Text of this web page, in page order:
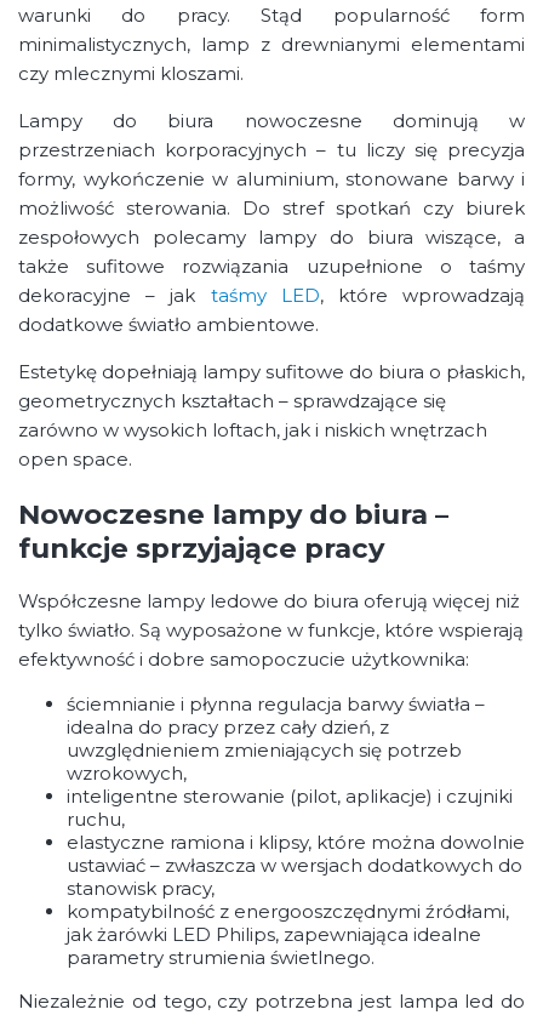
warunki do pracy. Stąd popularność form
minimalistycznych, lamp z drewnianymi elementami
czy mlecznymi kloszami.
Lampy do biura nowoczesne dominują w
przestrzeniach korporacyjnych – tu liczy się precyzja
formy, wykończenie w aluminium, stonowane barwy i
możliwość sterowania. Do stref spotkań czy biurek
zespołowych polecamy lampy do biura wiszące, a
także sufitowe rozwiązania uzupełnione o taśmy
dekoracyjne – jak taśmy LED, które wprowadzają
dodatkowe światło ambientowe.
Estetykę dopełniają lampy sufitowe do biura o płaskich,
geometrycznych kształtach – sprawdzające się
zarówno w wysokich loftach, jak i niskich wnętrzach
open space.
Nowoczesne lampy do biura –
funkcje sprzyjające pracy
Współczesne lampy ledowe do biura oferują więcej niż
tylko światło. Są wyposażone w funkcje, które wspierają
efektywność i dobre samopoczucie użytkownika:
ściemnianie i płynna regulacja barwy światła –
idealna do pracy przez cały dzień, z
uwzględnieniem zmieniających się potrzeb
wzrokowych,
inteligentne sterowanie (pilot, aplikacje) i czujniki
ruchu,
elastyczne ramiona i klipsy, które można dowolnie
ustawiać – zwłaszcza w wersjach dodatkowych do
stanowisk pracy,
kompatybilność z energooszczędnymi źródłami,
jak żarówki LED Philips, zapewniająca idealne
parametry strumienia świetlnego.
Niezależnie od tego, czy potrzebna jest lampa led do